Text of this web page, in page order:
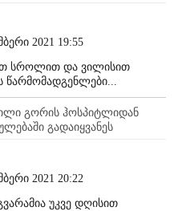
2021 19:55
სროლით და ვილისით
წარმომადგენლები...
გორის ჰოსპიტლიდან
გადაიყვანეს
2021 20:22
უკვე დღისით